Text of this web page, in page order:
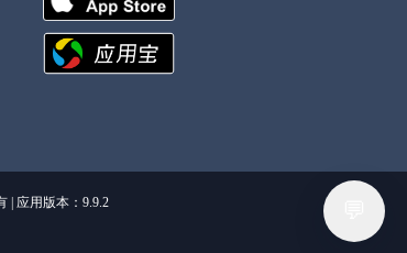
| 应用版本：9.9.2